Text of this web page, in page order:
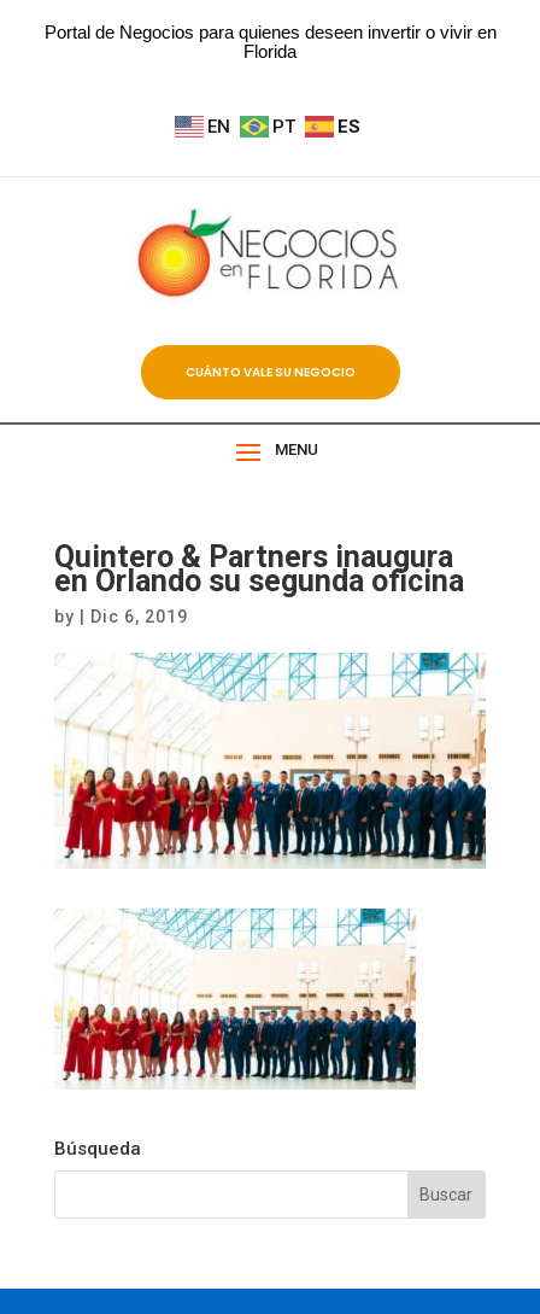
Portal de Negocios para quienes deseen invertir o vivir en
Florida
EN PT ES
CUÁNTO VALE SU NEGOCIO
MENU
Quintero & Partners inaugura
en Orlando su segunda oficina
by Dic 6, 2019
Búsqueda